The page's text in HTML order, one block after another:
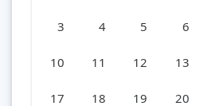
3 4 5 6
10 11 12 13
17 18 19 20